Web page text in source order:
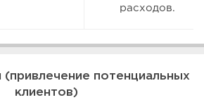
расходов.
потенциальных
клиентов)